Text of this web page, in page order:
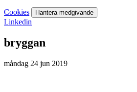
Cookies Hantera medgivande
Linkedin
bryggan
måndag 24 jun 2019